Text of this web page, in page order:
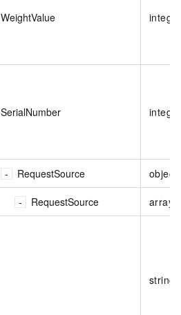
WeightValue integer
SerialNumber integer
RequestSource object
RequestSource array
string